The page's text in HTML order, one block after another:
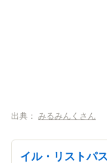
出典： みるみんくさん
イル・リストパ